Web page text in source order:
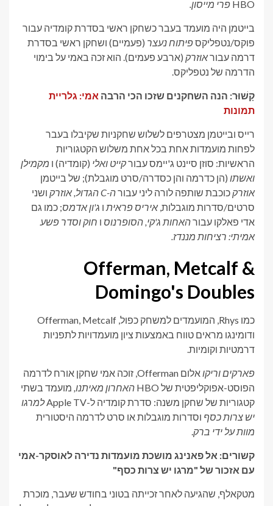
HBO פרי מייסון.
בייטמן היה מועמד בעבר כשחקן ראשי בסדרת קומדיה עבור
פוקס/נטפליקספיתוח נעצר (פעמיים) ושחקן ראשי בסדרת
דרמה עבוראוזרק (ארבע פעמים). הוא זכה באמי על בימוי
הדרמה של נטפליקס.
קָשׁוּר: הנה השחקנים שזכו הכי הרבה אמי: גלריית
תמונות
רייס ובייטמן מצטרפים לשלוש שחקניות שקיבלו בעבר
לפחות מועמדות אחת בכל אחת משלוש הקטגוריות
הראשיות: סוזן סיינט ג'יימס עבורקייט ואלי (קומדיה) ו מקמילן
ואשתו (הן כדרמה והן כסדרה/סרט מוגבלת); של בייטמן
אוזרקכוכבת שותפה לורה ליני עבורה-C הגדול, אוזרק
ושני
סרטים/סדרות מוגבלות,איריס פראית ו ג'ון אדמס; כמו גם
אדי פאלקו עבורהאחות ג'קי, הסופרנוס ו חוק וסדר פשע
אמיתי: רציחות מננדז.
Offerman, Metcalf &
Domingo's Doubles
כמו Rhys, המועמדים למשחק כפול, Offerman, Metcalf
ודומינגו מראים טווח באמצעות ציון מועמדויות לתפניות
דרמטיות וקומיות.
פארקים וריקו
אלום Offerman, זוכה אמי שחקן אורח לדרמה
הפוסט-אפוקליפטית של HBO
האחרון מאיתנו, מועמד בשתי
קטגוריות של שחקן משנה: סדרת קומדיה ל-Apple TV
למרגו
יש צרות כסף וסדרות מוגבלות או סרט לדרמה היסטורית
מוות על ידי ברק.
קשורים: אל פאנינג מושכת מועמדות נדירה לאוסקר-אמי
עם אזכור של "מרגו יש צרות כסף"
מטקאלף, שהגיעה לאחר זכייתה בטוני בחודש שעבר, מוכרת